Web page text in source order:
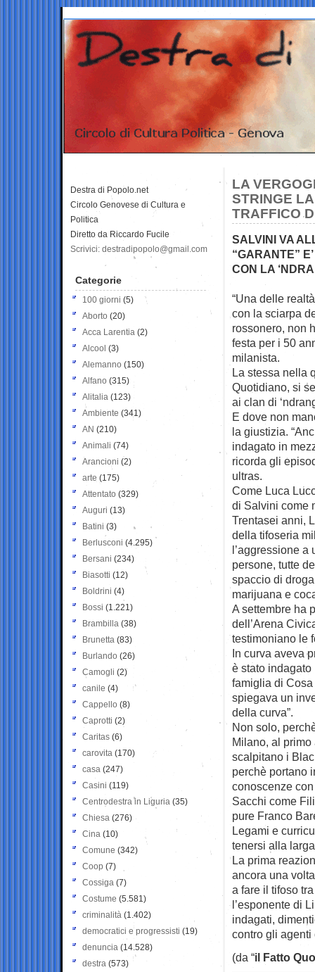
LA
STRINGE
TRAFFICO
SALVINI VA
“GARANTE”
CON LA
“Una delle
con la sciarpa
rossonero, non
festa per i 50
milanista.
La stessa nella
Quotidiano, si
ai clan di
E dove non
la giustizia.
indagato in
ricorda gli
ultras.
Come Luca
di Salvini come
Trentasei anni,
della tifoseria
l’aggressione a
persone, tutte
spaccio di
marijuana e
A settembre ha
dell’Arena
testimoniano le
In curva aveva
è stato
famiglia di
spiegava un
della curva”.
Non solo,
Milano, al
scalpitano i
perchè portano
conoscenze
Sacchi come
pure Franco
Legami e
tenersi alla
La prima
ancora una
a fare il tifoso
l’esponente di
indagati,
contro gli agenti
(da “il Fatto
Destra di Popolo.net
Circolo Genovese di Cultura e
Politica
Diretto da Riccardo Fucile
Scrivici: destradipopolo@gmail.com
Categorie
100 giorni (5)
Aborto (20)
Acca Larentia (2)
Alcool (3)
Alemanno (150)
Alfano (315)
Alitalia (123)
Ambiente (341)
AN (210)
Animali (74)
Arancioni (2)
arte (175)
Attentato (329)
Auguri (13)
Batini (3)
Berlusconi (4.295)
Bersani (234)
Biasotti (12)
Boldrini (4)
Bossi (1.221)
Brambilla (38)
Brunetta (83)
Burlando (26)
Camogli (2)
canile (4)
Cappello (8)
Caprotti (2)
Caritas (6)
carovita (170)
casa (247)
Casini (119)
Centrodestra in Liguria (35)
Chiesa (276)
Cina (10)
Comune (342)
Coop (7)
Cossiga (7)
Costume (5.581)
criminalità (1.402)
democratici e progressisti (19)
denuncia (14.528)
destra (573)